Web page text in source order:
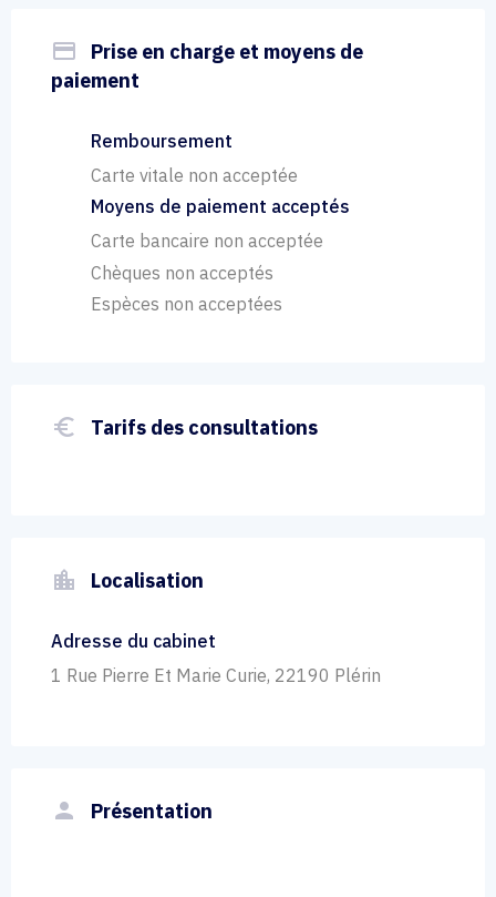
payment
Prise en charge et moyens de
paiement
Remboursement
Carte vitale non acceptée
Moyens de paiement acceptés
Carte bancaire non acceptée
Chèques non acceptés
Espèces non acceptées
euro_symbol Tarifs des consultations
location_city Localisation
Adresse du cabinet
1 Rue Pierre Et Marie Curie, 22190 Plérin
person Présentation